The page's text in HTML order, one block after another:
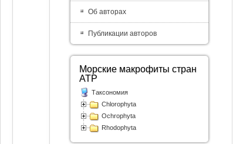
Об авторах
Публикации авторов
Морские макрофиты стран
АТР
Таксономия
Chlorophyta
Ochrophyta
Rhodophyta